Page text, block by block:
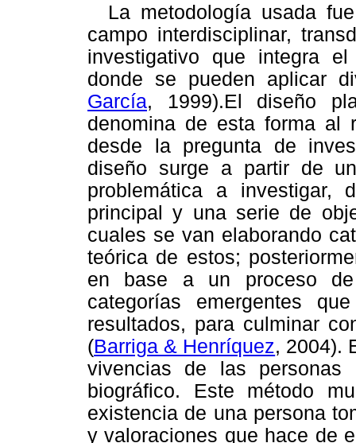
La metodología usada
campo interdisciplinar,
investigativo que integra
donde se pueden aplicar
García, 1999).El diseño
denomina de esta forma al
desde la pregunta de
diseño surge a partir de
problemática a investigar,
principal y una serie de
cuales se van elaborando
teórica de estos;
en base a un proceso
categorías emergentes
resultados, para culminar
(Barriga & Henríquez, 2004).
vivencias de las
biográfico. Este método
existencia de una persona
y valoraciones que hace de